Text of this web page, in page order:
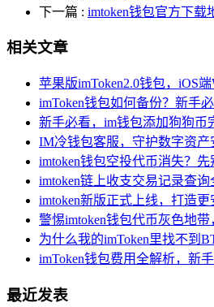
下一篇 : imtoken钱包官方下
相关文章
苹果版imToken2.0钱包，iOS
imToken钱包如何备份？新手
新手必看，im钱包添加狗狗币
IM冷钱包客服，守护数字资产
imtoken钱包空投代币消失？
imtoken链上收支交易记录查
imtoken新版正式上线，打造
警惕imtoken钱包代币灰色地
为什么我的imToken里找不到
imToken钱包费用全解析，新
最近发表